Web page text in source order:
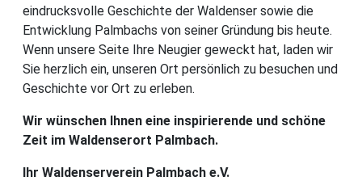
eindrucksvolle Geschichte der Waldenser sowie die
Entwicklung Palmbachs von seiner Gründung bis heute.
Wenn unsere Seite Ihre Neugier geweckt hat, laden wir
Sie herzlich ein, unseren Ort persönlich zu besuchen und
Geschichte vor Ort zu erleben.
Wir wünschen Ihnen eine inspirierende und schöne
Zeit im Waldenserort Palmbach.
Ihr Waldenserverein Palmbach e.V.